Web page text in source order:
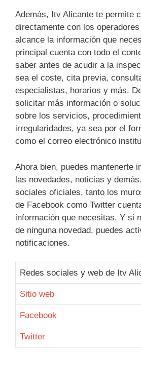
Además, Itv Alicante te permite
directamente con los
alcance la información que
principal cuenta con todo el
saber antes de acudir a la
sea el coste, cita previa,
especialistas, horarios y más.
solicitar más información o
sobre los servicios,
irregularidades, ya sea por el
como el correo electrónico
Ahora bien, puedes mantenerte
las novedades, noticias y
sociales oficiales, tanto los
de Facebook como Twitter
información que necesitas. Y si
de ninguna novedad, puedes
notificaciones.
Redes sociales y web de Itv
Sitio web
Facebook
Twitter